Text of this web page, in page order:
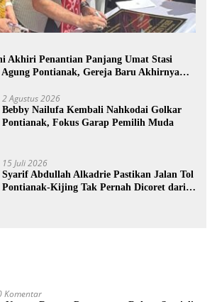
Akhiri Penantian Panjang Umat Stasi
Pontianak, Gereja Baru Akhirnya
2 Agustus 2026
Bebby Nailufa Kembali Nahkodai Golkar
Pontianak, Fokus Garap Pemilih Muda
15 Juli 2026
Syarif Abdullah Alkadrie Pastikan Jalan Tol
Pontianak-Kijing Tak Pernah Dicoret dari
Komentar